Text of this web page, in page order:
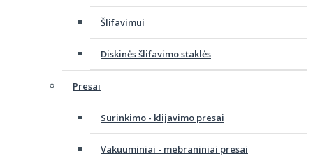
Šlifavimui
Diskinės šlifavimo staklės
Presai
Surinkimo - klijavimo presai
Vakuuminiai - mebraniniai presai